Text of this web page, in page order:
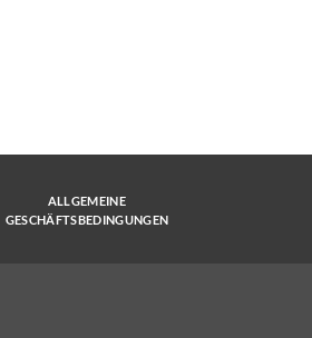
ALLGEMEINE
GESCHÄFTSBEDINGUNGEN